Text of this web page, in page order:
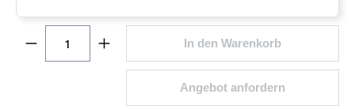
Produkt Anzahl: Gib den gewünschten Wert
In den Warenkorb
Angebot anfordern